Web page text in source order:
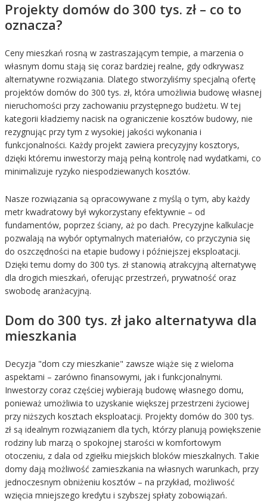
Projekty domów do 300 tys. zł – co to
oznacza?
Ceny mieszkań rosną w zastraszającym tempie, a marzenia o
własnym domu stają się coraz bardziej realne, gdy odkrywasz
alternatywne rozwiązania. Dlatego stworzyliśmy specjalną ofertę
projektów domów do 300 tys. zł, która umożliwia budowę własnej
nieruchomości przy zachowaniu przystępnego budżetu. W tej
kategorii kładziemy nacisk na ograniczenie kosztów budowy, nie
rezygnując przy tym z wysokiej jakości wykonania i
funkcjonalności. Każdy projekt zawiera precyzyjny kosztorys,
dzięki któremu inwestorzy mają pełną kontrolę nad wydatkami, co
minimalizuje ryzyko niespodziewanych kosztów.
Nasze rozwiązania są opracowywane z myślą o tym, aby każdy
metr kwadratowy był wykorzystany efektywnie – od
fundamentów, poprzez ściany, aż po dach. Precyzyjne kalkulacje
pozwalają na wybór optymalnych materiałów, co przyczynia się
do oszczędności na etapie budowy i późniejszej eksploatacji.
Dzięki temu domy do 300 tys. zł stanowią atrakcyjną alternatywę
dla drogich mieszkań, oferując przestrzeń, prywatność oraz
swobodę aranżacyjną.
Dom do 300 tys. zł jako alternatywa dla
mieszkania
Decyzja "dom czy mieszkanie" zawsze wiąże się z wieloma
aspektami – zarówno finansowymi, jak i funkcjonalnymi.
Inwestorzy coraz częściej wybierają budowę własnego domu,
ponieważ umożliwia to uzyskanie większej przestrzeni życiowej
przy niższych kosztach eksploatacji. Projekty domów do 300 tys.
zł są idealnym rozwiązaniem dla tych, którzy planują powiększenie
rodziny lub marzą o spokojnej starości w komfortowym
otoczeniu, z dala od zgiełku miejskich bloków mieszkalnych. Takie
domy dają możliwość zamieszkania na własnych warunkach, przy
jednoczesnym obniżeniu kosztów – na przykład, możliwość
wzięcia mniejszego kredytu i szybszej spłaty zobowiązań.